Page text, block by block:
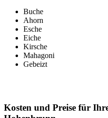
Buche
Ahorn
Esche
Eiche
Kirsche
Mahagoni
Gebeizt
Kosten und Preise für